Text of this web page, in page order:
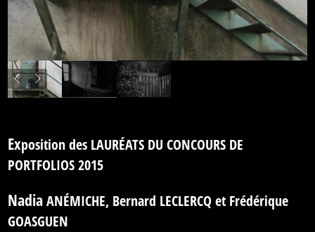
Exposition des LAURÉATS DU CONCOURS DE
PORTFOLIOS 2015
NadiaANÉMICHE, Bernard LECLERCQ et Frédérique
GOASGUEN